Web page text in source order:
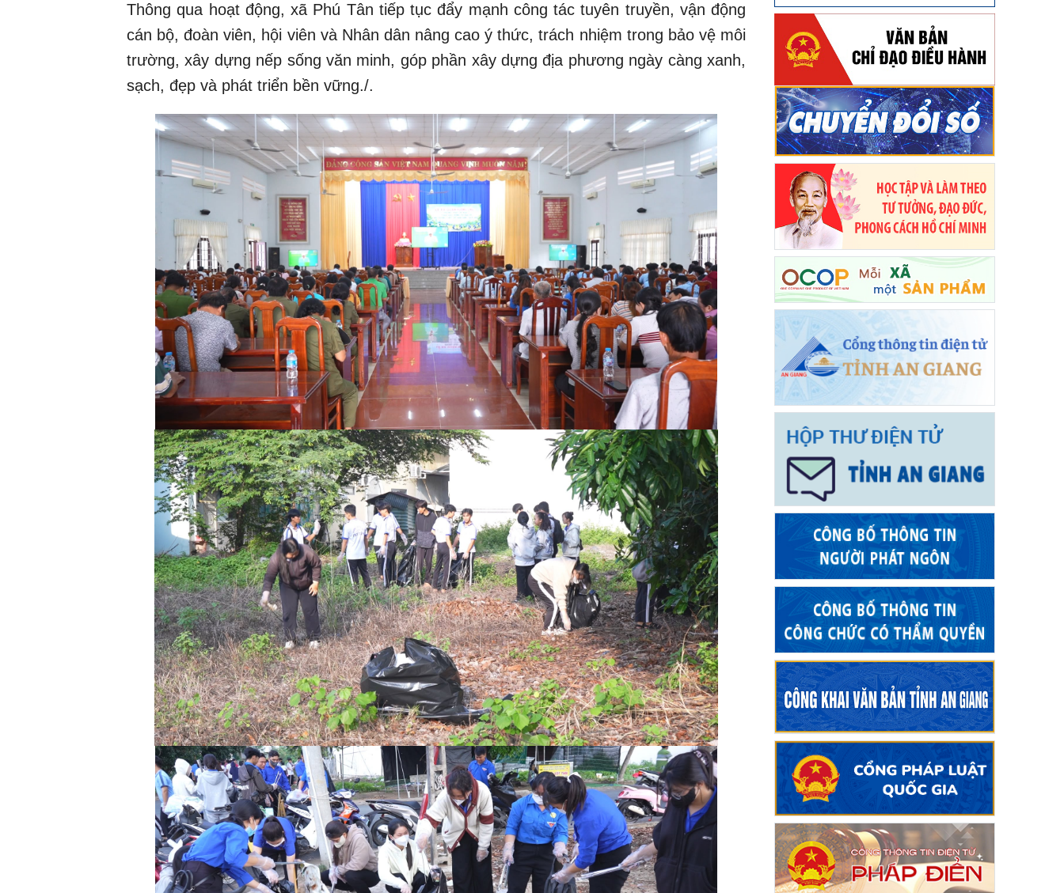
Thông qua hoạt động, xã Phú Tân tiếp tục đẩy mạnh công tác tuyên truyền, vận động
cán bộ, đoàn viên, hội viên và Nhân dân nâng cao ý thức, trách nhiệm trong bảo vệ môi
trường, xây dựng nếp sống văn minh, góp phần xây dựng địa phương ngày càng xanh,
sạch, đẹp và phát triển bền vững./.